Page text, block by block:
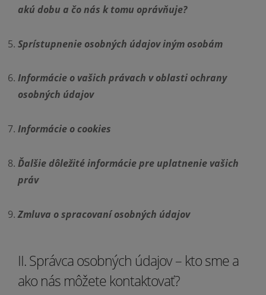
akú dobu a čo nás k tomu oprávňuje?
Sprístupnenie osobných údajov iným osobám
Informácie o vašich právach v oblasti ochrany
osobných údajov
Informácie o cookies
Ďalšie dôležité informácie pre uplatnenie vašich
práv
Zmluva o spracovaní osobných údajov
II. Správca osobných údajov – kto sme a
ako nás môžete kontaktovať?